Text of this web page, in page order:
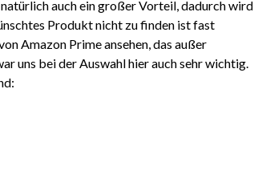
auch ein großer Vorteil, dadurch wird
Produkt nicht zu finden ist fast
Amazon Prime ansehen, das außer
uns bei der Auswahl hier auch sehr wichtig.